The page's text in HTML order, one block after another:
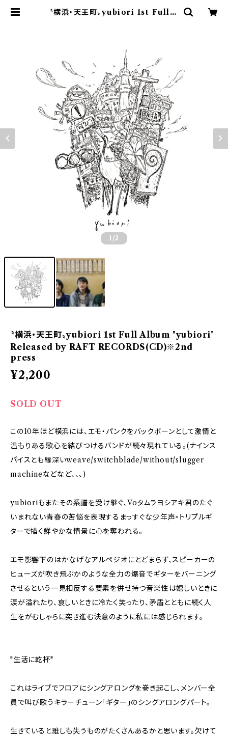
〝横浜・天王町〟yubiori 1st Full A
1 /2
〝横浜・天王町〟yubiori 1st Full Album "yubiori"
Released by RAFT RECORDS(CD)※2nd
press
¥2,200
SOLD OUT
この10年ほど横浜には、エモ・パンクをバックボーンとして激情と
温もりある歌心を結びつけるバンドが続々現れている。(ナインス
パイスとも縁深いweave/switchblade/without/slugger
machineなどなど、、、)
yubioriもまたその系譜を受け継ぐ、Voタムラヨシアキ君のたぐ
いまれない青春の苦悩を表現するまっすぐな少年声×トリプルギ
ターで描く鮮やかな情景に心を奪われる。
エモ影響下のはかなげなアルペジオにとどまらず、スピーカーの
ヒューズが吹き飛ぶかのような全力の爆音でギターをバーニング
させるという一見相反する要素を併せ持つ音楽性は嬉しいときに
涙が溢れたり、哀しいときに冷たく笑ったり、矛盾とともに続く人
生をがむしゃらに突き進む決意のように私には感じられます。
"生活に乾杯"
これはライブでフロアにシングアロングを巻き起こし、メンバー全
員で叫び歌うキラーチューン「ギター」のシングアロングパート。
生きていると誰しも失うものがたくさんあるかと思います。欠けて